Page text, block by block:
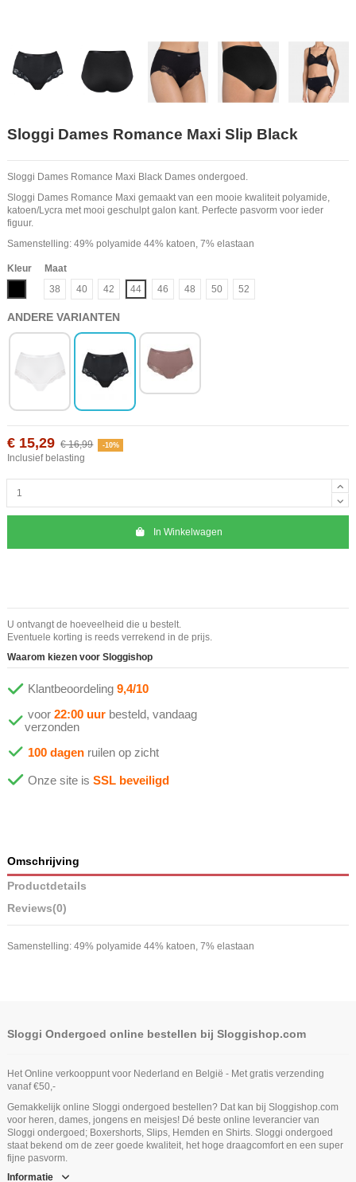
Sloggi Dames Romance Maxi Slip Black
Sloggi Dames Romance Maxi Black Dames ondergoed.
Sloggi Dames Romance Maxi gemaakt van een mooie kwaliteit polyamide,
katoen/Lycra met mooi geschulpt galon kant. Perfecte pasvorm voor ieder
figuur.
Samenstelling: 49% polyamide 44% katoen, 7% elastaan
Kleur
Maat
38
40 42 44 46 48 50 52
ANDERE VARIANTEN
€ 15,29 € 16,99 -10%
Inclusief belasting
In Winkelwagen
U ontvangt de hoeveelheid die u bestelt.
Eventuele korting is reeds verrekend in de prijs.
Waarom kiezen voor Sloggishop
Klantbeoordeling 9,4/10
voor 22:00 uur besteld, vandaag
verzonden
100 dagen ruilen op zicht
Onze site is SSL beveiligd
Omschrijving
Productdetails
Reviews(0)
Samenstelling: 49% polyamide 44% katoen, 7% elastaan
Sloggi Ondergoed online bestellen bij Sloggishop.com
Het Online verkooppunt voor Nederland en België - Met gratis verzending
vanaf €50,-
Gemakkelijk online Sloggi ondergoed bestellen? Dat kan bij Sloggishop.com
voor heren, dames, jongens en meisjes! Dé beste online leverancier van
Sloggi ondergoed; Boxershorts, Slips, Hemden en Shirts. Sloggi ondergoed
staat bekend om de zeer goede kwaliteit, het hoge draagcomfort en een super
fijne pasvorm.
Informatie